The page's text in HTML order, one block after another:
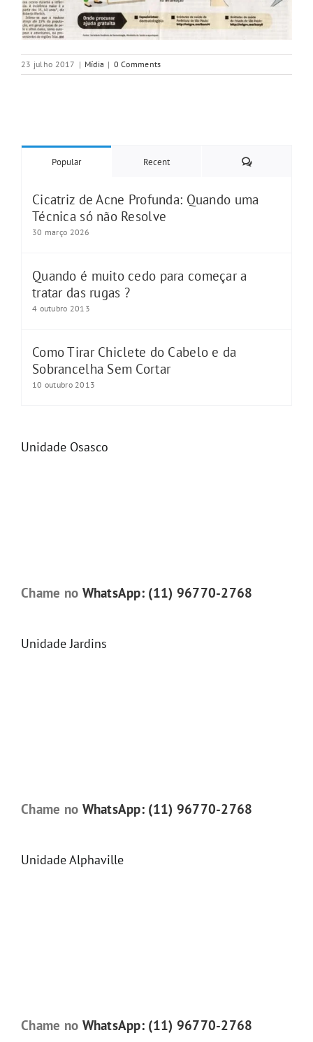
23 julho 2017 | Mídia | 0 Comments
Popular Recent Comments
Cicatriz de Acne Profunda: Quando uma
Técnica só não Resolve
30 março 2026
Quando é muito cedo para começar a
tratar das rugas ?
4 outubro 2013
Como Tirar Chiclete do Cabelo e da
Sobrancelha Sem Cortar
10 outubro 2013
Unidade Osasco
Chame no WhatsApp: (11) 96770-2768
Unidade Jardins
Chame no WhatsApp: (11) 96770-2768
Unidade Alphaville
Chame no WhatsApp: (11) 96770-2768